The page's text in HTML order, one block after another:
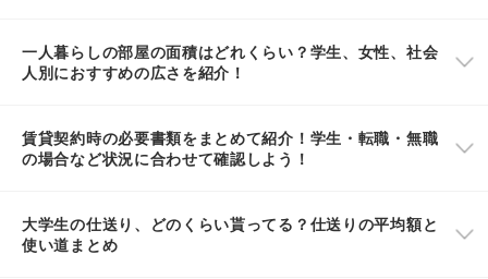
一人暮らしの部屋の面積はどれくらい？学生、女性、社会
人別におすすめの広さを紹介！
賃貸契約時の必要書類をまとめて紹介！学生・転職・無職
の場合など状況に合わせて確認しよう！
大学生の仕送り、どのくらい貰ってる？仕送りの平均額と
使い道まとめ